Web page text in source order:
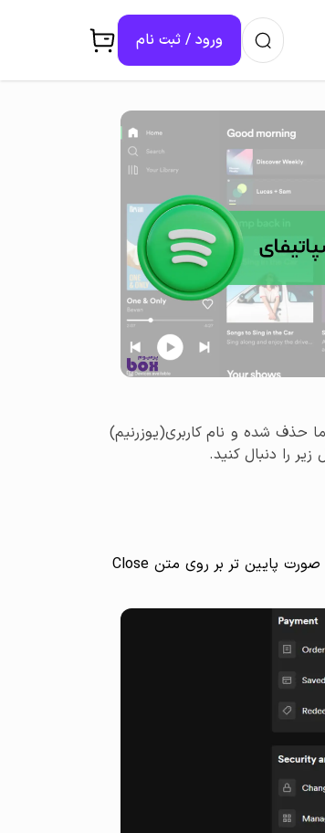
ورود / ثبت ‌نام
حذف شده و نام کاربری(یوزرنیم)
را دنبال کنید.
اگر تنها قصد کنسل کردن اشتراک پرمیوم خود را دارید بر روی Close your account and delete your data کلیک کنید در غیر این صورت پایین تر بر روی متن Close